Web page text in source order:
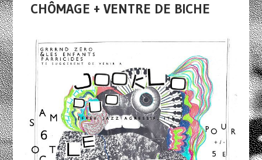
CHÔMAGE + VENTRE DE BICHE